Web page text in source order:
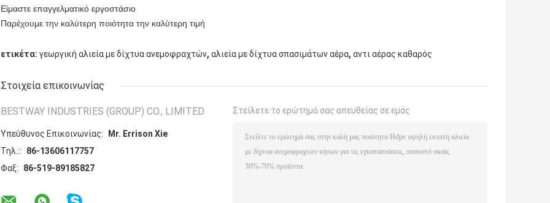
Είμαστε επαγγελματικό εργοστάσιο
Παρέχουμε την καλύτερη ποιότητα την καλύτερη τιμή
ετικέτα: γεωργική αλιεία με δίχτυα ανεμοφραχτών, αλιεία με δίχτυα σπασιμάτων αέρα, αντι αέρας καθαρός
Στοιχεία επικοινωνίας
BESTWAY INDUSTRIES (GROUP) CO., LIMITED
Υπεύθυνος Επικοινωνίας:
Mr. Errison Xie
Τηλ.::
86-13606117757
Φαξ:
86-519-89185827
Στείλετε το ερώτημά σας απευθείας σε εμάς